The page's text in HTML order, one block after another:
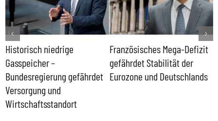
Historisch niedrige
Gasspeicher –
Bundesregierung gefährdet
Versorgung und
Wirtschaftsstandort
Französisches Mega-Defizit
gefährdet Stabilität der
Eurozone und Deutschlands